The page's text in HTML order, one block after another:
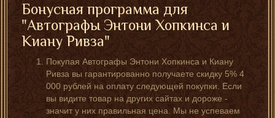
Бонусная программа для
"Автографы Энтони Хопкинса и
Киану Ривза"
Покупая Автографы Энтони Хопкинса и Киану
Ривза вы гарантированно получаете скидку 5% 4
000 рублей на оплату следующей покупки. Если
вы видите товар на других сайтах и дороже -
значит у них правильная цена. Мы не успеваем